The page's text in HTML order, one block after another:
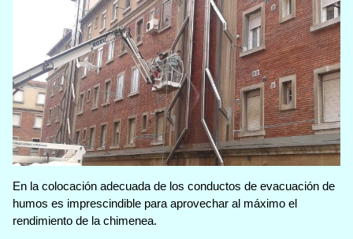
En la colocación adecuada de los conductos de evacuación de
humos es imprescindible para aprovechar al máximo el
rendimiento de la chimenea.